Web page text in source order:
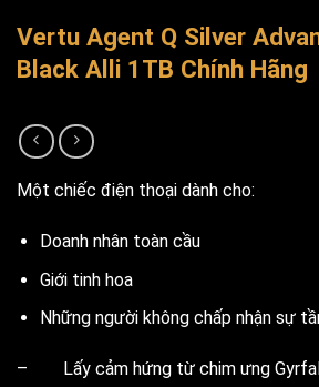
Vertu Agent Q Silver
Black Alli 1TB Chính Hãng
Một chiếc điện thoại dành cho:
Doanh nhân toàn cầu
Giới tinh hoa
Những người không chấp nhận sự
– Lấy cảm hứng từ chim ưng